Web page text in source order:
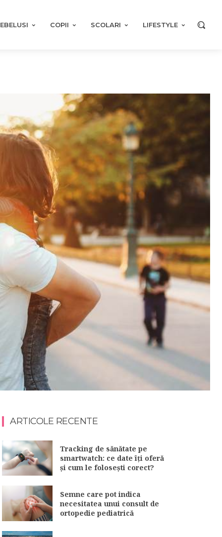
COPII SCOLARI LIFESTYLE
ARTICOLE RECENTE
Tracking de sănătate pe
smartwatch: ce date îți oferă
și cum le folosești corect?
Semne care pot indica
necesitatea unui consult de
ortopedie pediatrică